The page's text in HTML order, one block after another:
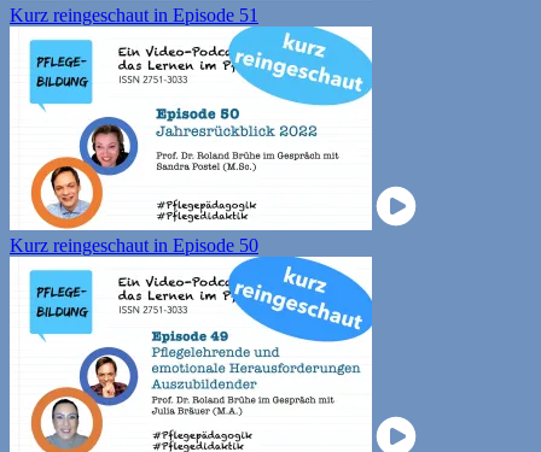
Kurz reingeschaut in Episode 51
Kurz reingeschaut in Episode 50